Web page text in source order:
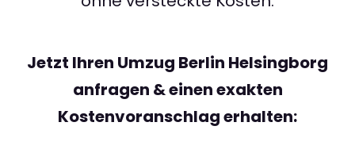
Jetzt Ihren Umzug Berlin Helsingborg
anfragen & einen exakten
Kostenvoranschlag erhalten: